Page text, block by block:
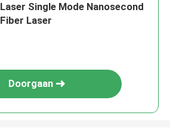
Laser Single Mode Nanosecond
Fiber Laser
Doorgaan